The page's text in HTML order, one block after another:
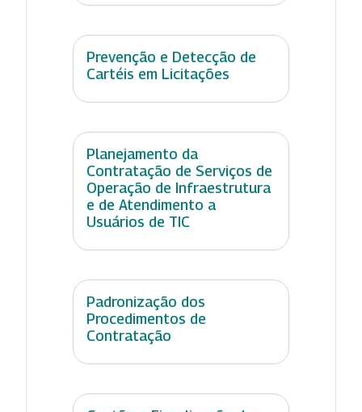
Prevenção e Detecção de
Cartéis em Licitações
Planejamento da
Contratação de Serviços de
Operação de Infraestrutura
e de Atendimento a
Usuários de TIC
Padronização dos
Procedimentos de
Contratação